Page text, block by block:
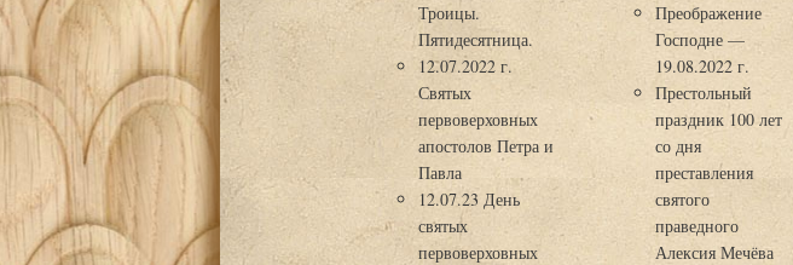
Троицы.
Пятидесятница.
12.07.2022 г.
Святых
первоверховных
апостолов Петра и
Павла
12.07.23 День
святых
первоверховных
Преображение
Господне —
19.08.2022 г.
Престольный
праздник 100 лет
со дня
преставления
святого
праведного
Алексия Мечёва